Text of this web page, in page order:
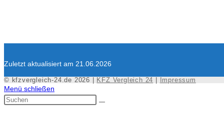
Zuletzt aktualisiert am 21.06.2026
© kfzvergleich-24.de 2026 | KFZ Vergleich 24 Impressum
Menü schließen